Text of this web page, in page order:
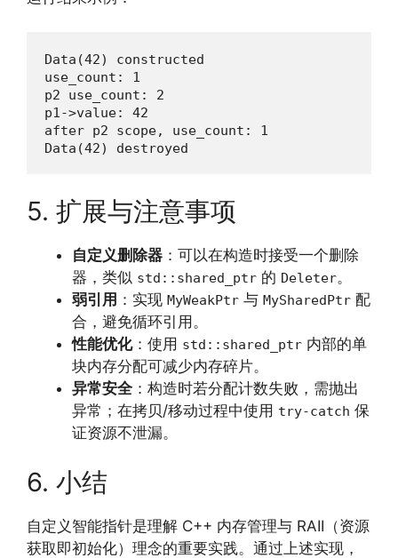
Data(42) constructed
use_count: 1
p2 use_count: 2
p1->value: 42
after p2 scope, use_count: 1
Data(42) destroyed
5. 扩展与注意事项
自定义删除器 ：可以在构造时接受一个删除
器，类似 std::shared_ptr 的 Deleter。
弱引用 ：实现 MyWeakPtr 与 MySharedPtr 配
合，避免循环引用。
性能优化：使用 std::shared_ptr 内部的单
块内存分配可减少内存碎片。
异常安全：构造时若分配计数失败，需抛出
异常；在拷贝/移动过程中使用 try-catch 保
证资源不泄漏。
6. 小结
自定义智能指针是理解 C++ 内存管理与 RAII（资源
获取即初始化）理念的重要实践。通过上述实现，